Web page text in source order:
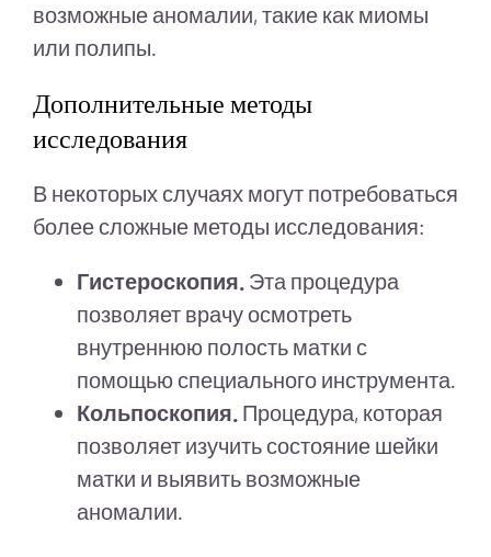
возможные аномалии, такие как миомы
или полипы.
Дополнительные методы
исследования
В некоторых случаях могут потребоваться
более сложные методы исследования:
Гистероскопия. Эта процедура
позволяет врачу осмотреть
внутреннюю полость матки с
помощью специального инструмента.
Кольпоскопия. Процедура, которая
позволяет изучить состояние шейки
матки и выявить возможные
аномалии.